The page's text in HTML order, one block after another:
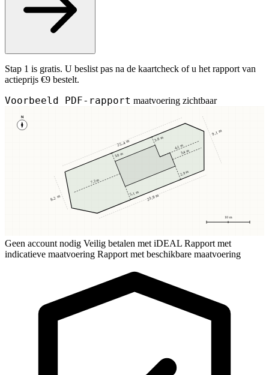
Stap 1 is gratis. U beslist pas na de kaartcheck of u het rapport van
actieprijs €9 bestelt.
Voorbeeld PDF-rapport maatvoering zichtbaar
N
10 m
3,8 m
3,8 m
5,1 m
2,9 m
7,2 m
3,4 m
4,1 m
25,4 m
23,8 m
8,2 m
9,1 m
Geen account nodig Veilig betalen met iDEAL Rapport met
indicatieve maatvoering Rapport met beschikbare maatvoering